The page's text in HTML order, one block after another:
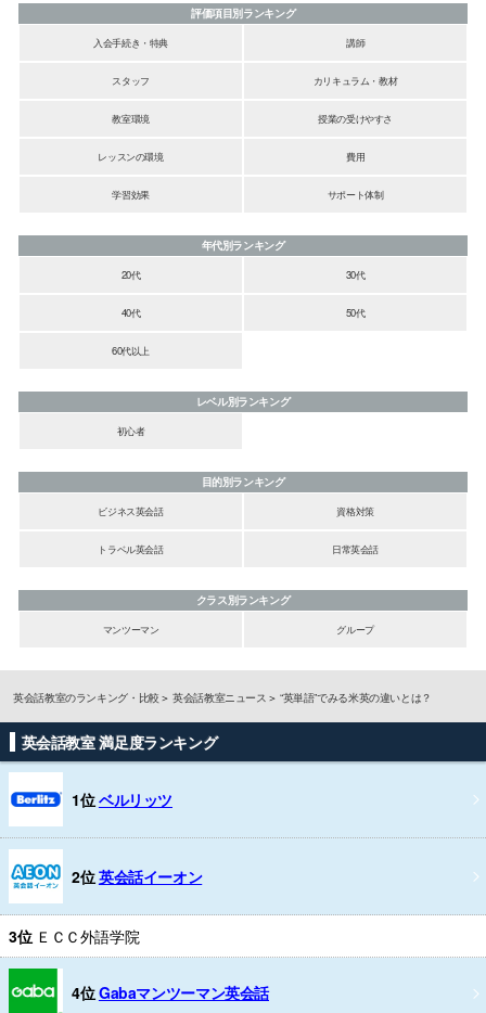
評価項目別ランキング
入会手続き・特典
講師
スタッフ カリキュラム・教材
教室環境 授業の受けやすさ
レッスンの環境 費用
学習効果 サポート体制
年代別ランキング
20代
30代
40代 50代
60代以上
レベル別ランキング
初心者
目的別ランキング
ビジネス英会話
資格対策
トラベル英会話 日常英会話
クラス別ランキング
マンツーマン
グループ
英会話教室のランキング・比較 英会話教室ニュース “英単語”でみる米英の違いとは？
英会話教室 満足度ランキング
1位ベルリッツ
2位英会話イーオン
3位 ＥＣＣ外語学院
4位Gabaマンツーマン英会話